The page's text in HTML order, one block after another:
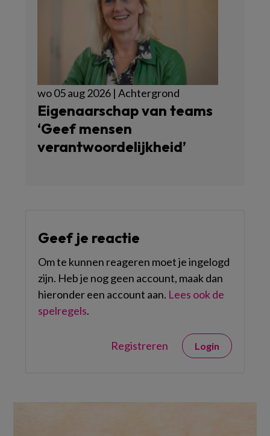
wo 05 aug 2026 | Achtergrond
Eigenaarschap van teams
‘Geef mensen
verantwoordelijkheid’
Geef je reactie
Om te kunnen reageren moet je ingelogd
zijn. Heb je nog geen account, maak dan
hieronder een account aan. Lees ook de
spelregels.
Registreren Login